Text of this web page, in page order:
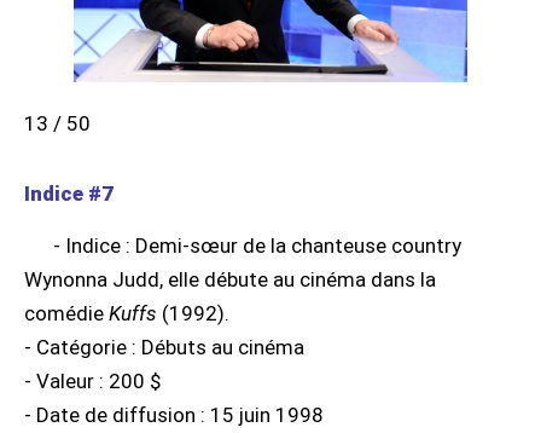
13 / 50
Indice #7
- Indice : Demi-sœur de la chanteuse country
Wynonna Judd, elle débute au cinéma dans la
comédie Kuffs (1992).
- Catégorie : Débuts au cinéma
- Valeur : 200 $
- Date de diffusion : 15 juin 1998